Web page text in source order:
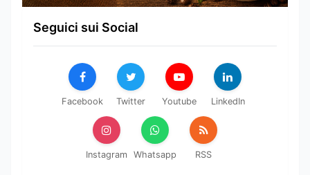
Seguici sui Social
Facebook Twitter Youtube LinkedIn
Instagram Whatsapp RSS